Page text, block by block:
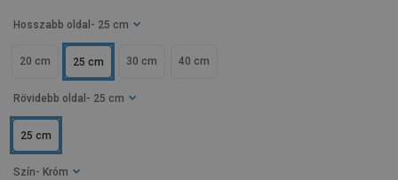
Hosszabb oldal - 25 cm
20 cm 25 cm 30 cm 40 cm
Rövidebb oldal - 25 cm
25 cm
Szín - Króm